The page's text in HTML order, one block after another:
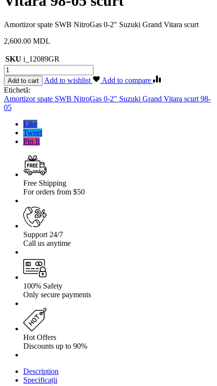
Amortizor spate SWB NitroGas 0-2″ Suzuki Grand Vitara scurt
2,600.00 MDL
SKU i_12089GR
Cantitate
Amortizor
spate
SWB
NitroGas
0-
Suzuki
scurt
Add to cart Add to wishlist
Add to compare
Etichetă:
Amortizor spate SWB NitroGas 0-2" Suzuki Grand Vitara scurt 98-
05
Like
Tweet
Pin It
Free Shipping
For orders from $50
Support 24/7
Call us anytime
100% Safety
Only secure payments
Hot Offers
Discounts up to 90%
Description
Specificații